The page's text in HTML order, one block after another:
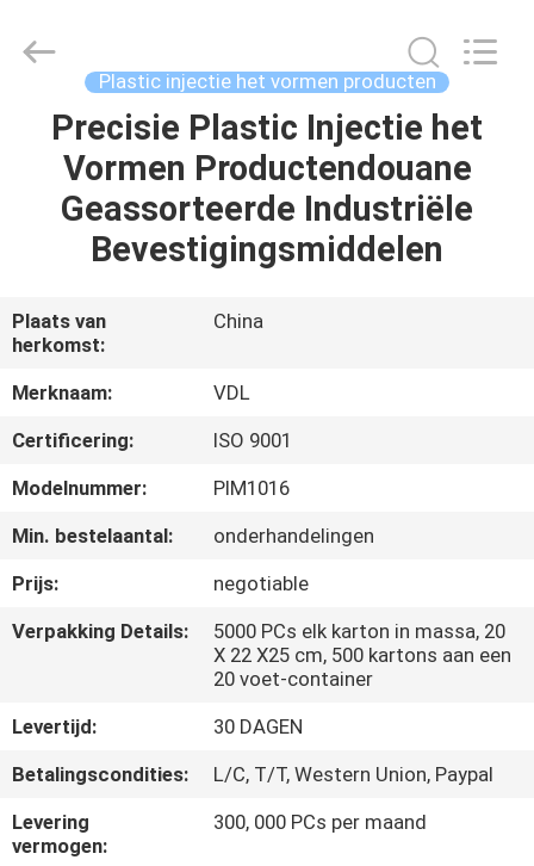
HUIS
PRODUCTEN
ONS
FABRIEKSREIS
KWALITEITSCONTROLE
SITEMAP
PRIVACY
LTD.
Plastic injectie het vormen producten
Precisie Plastic Injectie het
Vormen Productendouane
Geassorteerde Industriële
Bevestigingsmiddelen
Plaats van
herkomst:
China
Merknaam:
VDL
Certificering:
ISO 9001
Modelnummer:
PIM1016
Min. bestelaantal:
onderhandelingen
Prijs:
negotiable
Verpakking Details:
5000 PCs elk karton in massa, 20
X 22 X25 cm, 500 kartons aan een
20 voet-container
Levertijd:
30 DAGEN
Betalingscondities:
L/C, T/T, Western Union, Paypal
Levering
vermogen:
300, 000 PCs per maand